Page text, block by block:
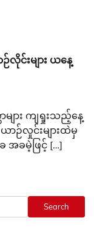
ဉ်လိုင်းများ ယနေ့
များ ကျရှုးသည့်နေ့
ာဉ်လှုင်းများထဲမှ
အခမဲ့ဖြင့် […]
Search